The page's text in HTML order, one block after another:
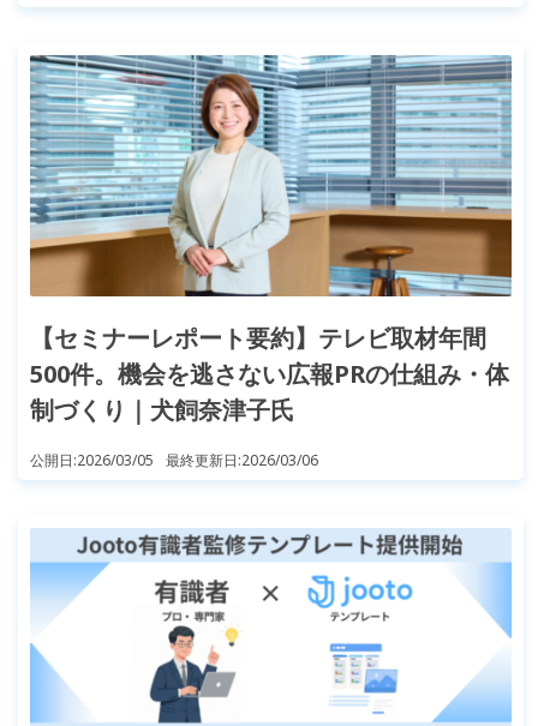
【セミナーレポート要約】テレビ取材年間
500件。機会を逃さない広報PRの仕組み・体
制づくり｜犬飼奈津子氏
公開日:2026/03/05 最終更新日:2026/03/06